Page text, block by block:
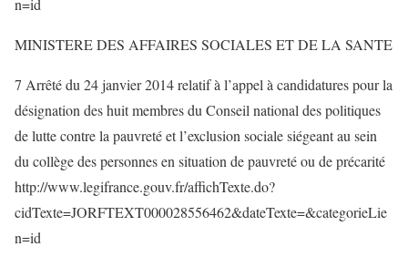
n=id
MINISTERE DES AFFAIRES SOCIALES ET DE LA SANTE
7 Arrêté du 24 janvier 2014 relatif à l’appel à candidatures pour la
désignation des huit membres du Conseil national des politiques
de lutte contre la pauvreté et l’exclusion sociale siégeant au sein
du collège des personnes en situation de pauvreté ou de précarité
http://www.legifrance.gouv.fr/affichTexte.do?
cidTexte=JORFTEXT000028556462&dateTexte=&categorieLie
n=id